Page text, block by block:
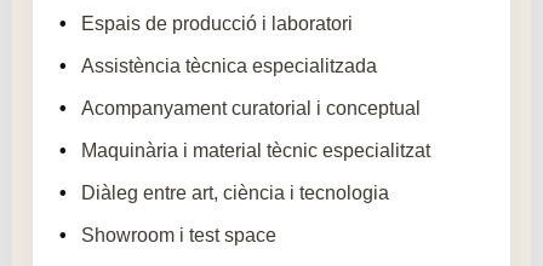
Espais de producció i laboratori
Assistència tècnica especialitzada
Acompanyament curatorial i conceptual
Maquinària i material tècnic especialitzat
Diàleg entre art, ciència i tecnologia
Showroom i test space